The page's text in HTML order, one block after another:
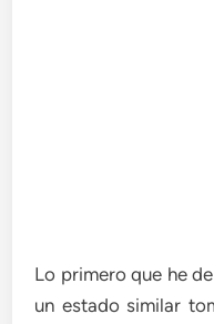
Lo primero que he
un estado similar